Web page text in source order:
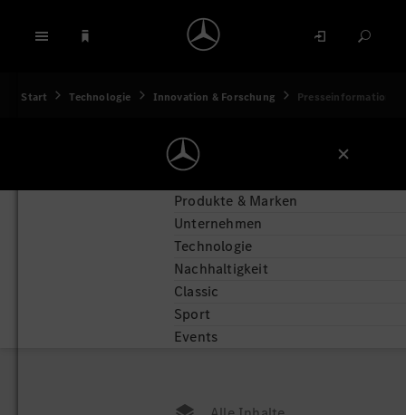
Start Technologie Innovation & Forschung Presseinformation
Produkte & Marken
Unternehmen
Technologie
Nachhaltigkeit
Classic
Sport
Events